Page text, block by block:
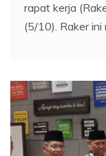
rapat kerja
(5/10). Raker ini